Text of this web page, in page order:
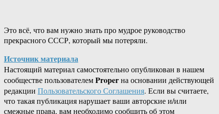
Это всё, что вам нужно знать про мудрое руководство
прекрасного СССР, который мы потеряли.
Источник материала
Настоящий материал самостоятельно опубликован в нашем
сообществе пользователемProperна основании действующей
редакции Пользовательского Соглашения. Если вы считаете,
что такая публикация нарушает ваши авторские и/или
смежные права, вам необходимо сообщить об этом